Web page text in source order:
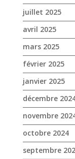
juillet 2025
avril 2025
mars 2025
février 2025
janvier 2025
décembre
novembre
octobre 2024
septembre